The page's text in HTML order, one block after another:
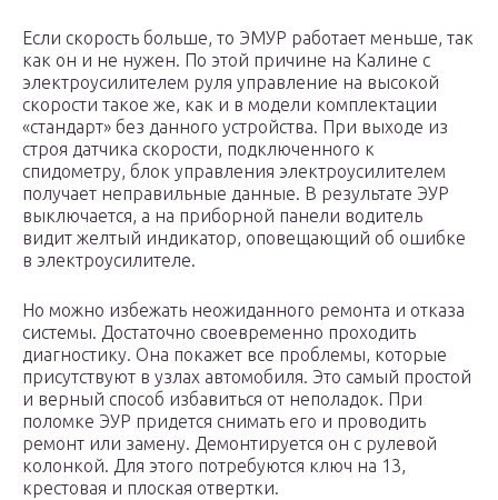
Если скорость больше, то ЭМУР работает меньше, так
как он и не нужен. По этой причине на Калине с
электроусилителем руля управление на высокой
скорости такое же, как и в модели комплектации
«стандарт» без данного устройства. При выходе из
строя датчика скорости, подключенного к
спидометру, блок управления электроусилителем
получает неправильные данные. В результате ЭУР
выключается, а на приборной панели водитель
видит желтый индикатор, оповещающий об ошибке
в электроусилителе.
Но можно избежать неожиданного ремонта и отказа
системы. Достаточно своевременно проходить
диагностику. Она покажет все проблемы, которые
присутствуют в узлах автомобиля. Это самый простой
и верный способ избавиться от неполадок. При
поломке ЭУР придется снимать его и проводить
ремонт или замену. Демонтируется он с рулевой
колонкой. Для этого потребуются ключ на 13,
крестовая и плоская отвертки.